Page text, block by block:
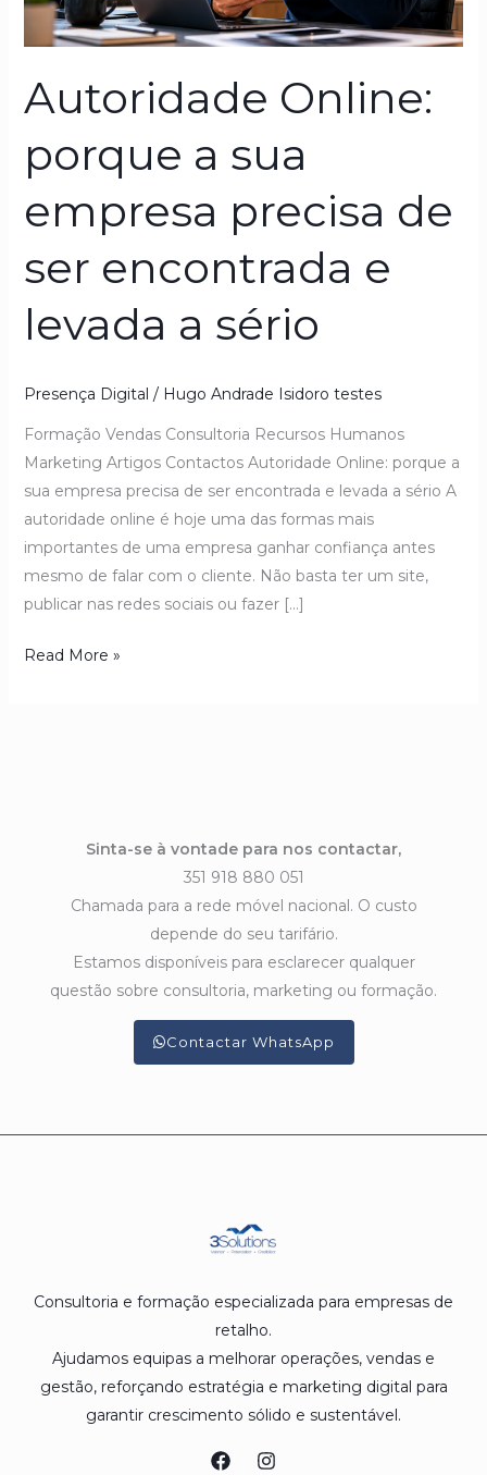
Autoridade Online:
porque a sua
empresa precisa de
ser encontrada e
levada a sério
Presença Digital / Hugo Andrade Isidoro testes
Formação Vendas Consultoria Recursos Humanos
Marketing Artigos Contactos Autoridade Online: porque a
sua empresa precisa de ser encontrada e levada a sério A
autoridade online é hoje uma das formas mais
importantes de uma empresa ganhar confiança antes
mesmo de falar com o cliente. Não basta ter um site,
publicar nas redes sociais ou fazer […]
ser
e
a
Read More »
Sinta-se à vontade para nos contactar,
351 918 880 051
Chamada para a rede móvel nacional. O custo
depende do seu tarifário.
Estamos disponíveis para esclarecer qualquer
questão sobre consultoria, marketing ou formação.
Contactar WhatsApp
Consultoria e formação especializada para empresas de
retalho.
Ajudamos equipas a melhorar operações, vendas e
gestão, reforçando estratégia e marketing digital para
garantir crescimento sólido e sustentável.